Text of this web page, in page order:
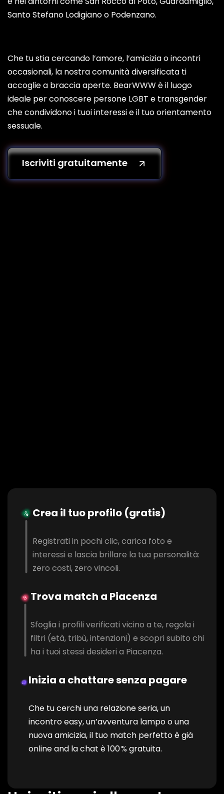
Santo Stefano Lodigiano o Podenzano.
Che tu stia cercando l’amore, l’amicizia o incontri
occasionali, la nostra comunità diversificata ti
accoglie a braccia aperte. BearWWW è il luogo
ideale per conoscere persone LGBT e transgender
che condividono i tuoi interessi e il tuo orientamento
sessuale.
Iscriviti gratuitamente
Crea il tuo profilo (gratis)
Registrati in pochi clic, carica foto e
interessi e lascia brillare la tua personalità:
zero costi, zero vincoli.
Trova match a Piacenza
Sfoglia i profili verificati vicino a te, regola i
filtri (età, tribù, intenzioni) e scopri subito chi
ha i tuoi stessi desideri a Piacenza.
Inizia a chattare senza pagare
Che tu cerchi una relazione seria, un
incontro easy, un’avventura lampo o una
nuova amicizia, il tuo match perfetto è già
online and la chat è 100 % gratuita.